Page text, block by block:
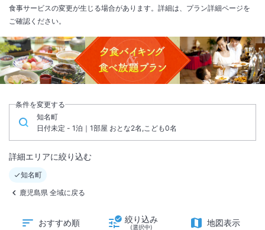
食事サービスの変更が生じる場合があります。詳細は、プラン詳細ページを
ご確認ください。
条件を変更する
知名町
日付未定 - 1泊｜1部屋 おとな2名,こども0名
詳細エリアに絞り込む
知名町
鹿児島県 全域に戻る
おすすめ順 絞り込み
(選択中) 地図表示